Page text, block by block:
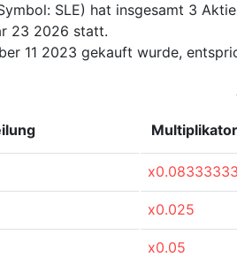
SLE) hat insgesamt 3
23 2026 statt.
11 2023 gekauft wurde,
Multiplikator
x0.025
x0.05